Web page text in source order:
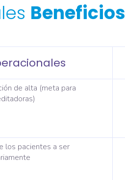
Beneficios
de alta (meta para
los pacientes a ser